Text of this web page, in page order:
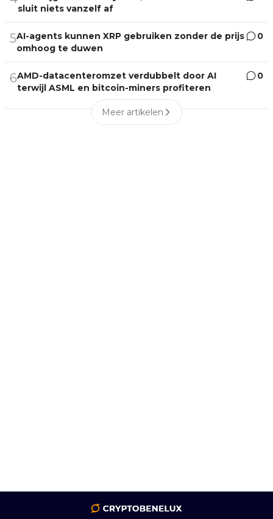
sluit niets vanzelf af
5AI-agents kunnen XRP gebruiken zonder de prijs
omhoog te duwen
0
6AMD-datacenteromzet verdubbelt door AI
terwijl ASML en bitcoin-miners profiteren
0
Meer artikelen